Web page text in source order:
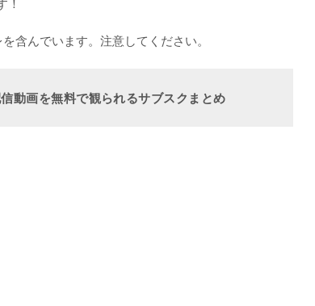
含んでいます。注意してください。
動画を無料で観られるサブスクまとめ